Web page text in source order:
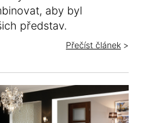
aby byl
představ.
Přečíst článek >